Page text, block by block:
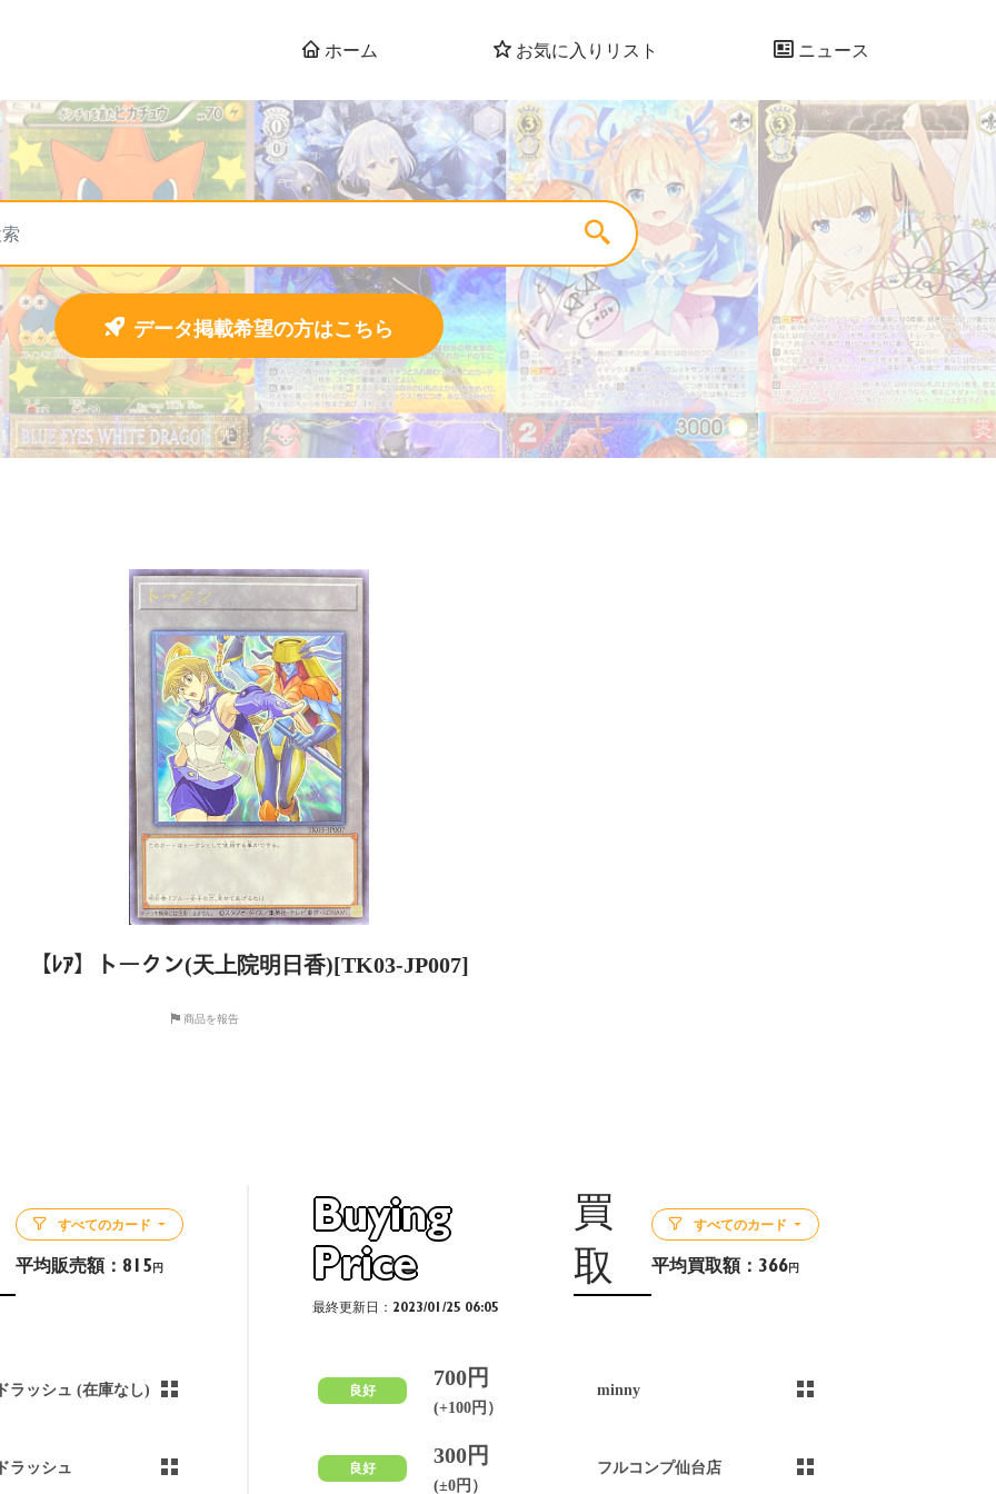
ホーム お気に入りリスト ニュース
データ掲載希望の方はこちら
【ﾚｱ】トークン(天上院明日香)[TK03-JP007]
商品を報告
すべてのカード
平均販売額： 815 円
ラッシュ (在庫なし)
ラッシュ
Buying
Price
買
取
最終更新日：2023/01/25 06:05
すべてのカード
平均買取額： 366円
良好
700円
(+100円）
minny
良好
300円
(±0円）
フルコンプ仙台店